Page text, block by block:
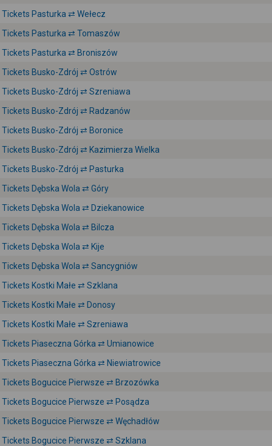
Tickets Pasturka ⇄ Wełecz
Tickets Pasturka ⇄ Tomaszów
Tickets Pasturka ⇄ Broniszów
Tickets Busko-Zdrój ⇄ Ostrów
Tickets Busko-Zdrój ⇄ Szreniawa
Tickets Busko-Zdrój ⇄ Radzanów
Tickets Busko-Zdrój ⇄ Boronice
Tickets Busko-Zdrój ⇄ Kazimierza Wielka
Tickets Busko-Zdrój ⇄ Pasturka
Tickets Dębska Wola ⇄ Góry
Tickets Dębska Wola ⇄ Dziekanowice
Tickets Dębska Wola ⇄ Bilcza
Tickets Dębska Wola ⇄ Kije
Tickets Dębska Wola ⇄ Sancygniów
Tickets Kostki Małe ⇄ Szklana
Tickets Kostki Małe ⇄ Donosy
Tickets Kostki Małe ⇄ Szreniawa
Tickets Piaseczna Górka ⇄ Umianowice
Tickets Piaseczna Górka ⇄ Niewiatrowice
Tickets Bogucice Pierwsze ⇄ Brzozówka
Tickets Bogucice Pierwsze ⇄ Posądza
Tickets Bogucice Pierwsze ⇄ Węchadłów
Tickets Bogucice Pierwsze ⇄ Szklana